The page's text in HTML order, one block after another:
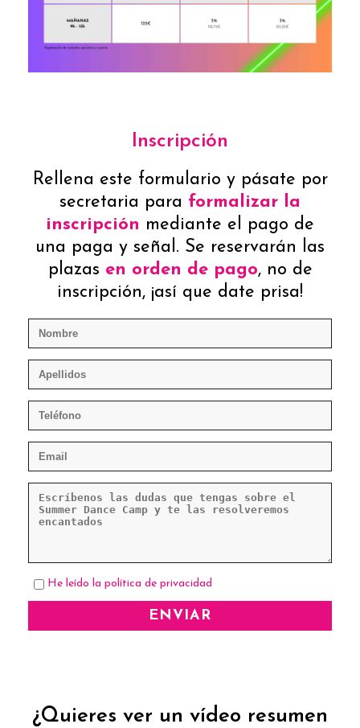
Inscripción
Rellena este formulario y pásate por
secretaria para formalizar la
inscripción mediante el pago de
una paga y señal. Se reservarán las
plazas en orden de pago, no de
inscripción, ¡así que date prisa!
He leído la política de privacidad
¿Quieres ver un vídeo resumen